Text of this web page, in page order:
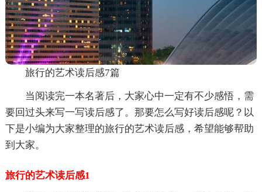
旅行的艺术读后感7篇
当阅读完一本名著后，大家心中一定有不少感悟，需
要回过头来写一写读后感了。那要怎么写好读后感呢？以
下是小编为大家整理的旅行的艺术读后感，希望能够帮助
到大家。
旅行的艺术读后感1